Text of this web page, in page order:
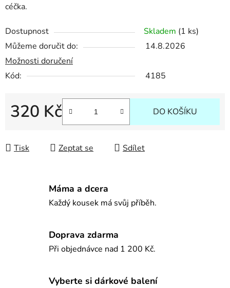
céčka.
Dostupnost Skladem (1 ks)
Můžeme doručit do:
14.8.2026
Možnosti doručení
Kód:
4185
320 Kč DO KOŠÍKU
Tisk Zeptat se Sdílet
Máma a dcera
Každý kousek má svůj příběh.
Doprava zdarma
Při objednávce nad 1 200 Kč.
Vyberte si dárkové balení